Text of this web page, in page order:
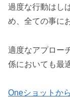
過度な行動はし
め、全ての事に
適度なアプロー
係においても最
Oneショットか